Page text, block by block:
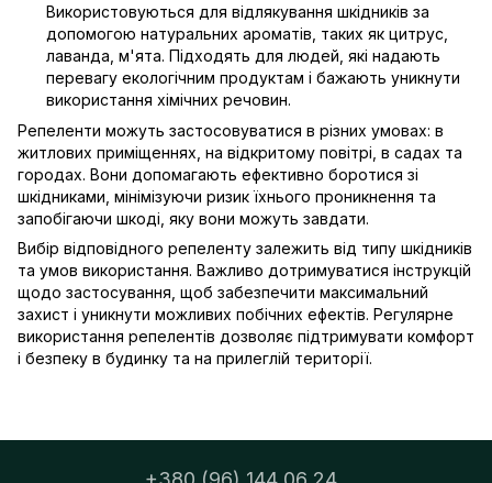
Використовуються для відлякування шкідників за
допомогою натуральних ароматів, таких як цитрус,
лаванда, м'ята. Підходять для людей, які надають
перевагу екологічним продуктам і бажають уникнути
використання хімічних речовин.
Репеленти можуть застосовуватися в різних умовах: в
житлових приміщеннях, на відкритому повітрі, в садах та
городах. Вони допомагають ефективно боротися зі
шкідниками, мінімізуючи ризик їхнього проникнення та
запобігаючи шкоді, яку вони можуть завдати.
Вибір відповідного репеленту залежить від типу шкідників
та умов використання. Важливо дотримуватися інструкцій
щодо застосування, щоб забезпечити максимальний
захист і уникнути можливих побічних ефектів. Регулярне
використання репелентів дозволяє підтримувати комфорт
і безпеку в будинку та на прилеглій території.